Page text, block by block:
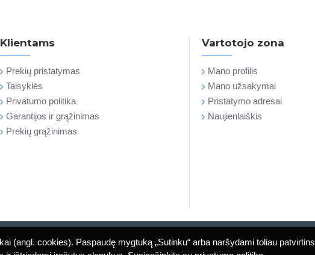
Klientams
Prekių pristatymas
Taisyklės
Privatumo politika
Garantijos ir grąžinimas
Prekių grąžinimas
Vartotojo zona
Mano profilis
Mano užsakymai
Pristatymo adresai
Naujienlaiškis
(angl. cookies). Paspaudę mygtuką „Sutinku“ arba naršydami toliau